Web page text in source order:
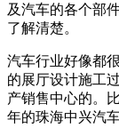
及汽车的各个部
了解清楚。
汽车行业好像都
的展厅设计施工
产销售中心的。
年的珠海中兴汽